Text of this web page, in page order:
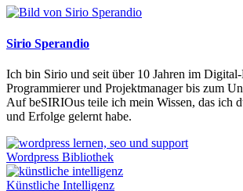
Sirio Sperandio
Ich bin Sirio und seit über 10 Jahren im
Programmierer und Projektmanager bis zum
Auf beSIRIOus teile ich mein Wissen, das ich
und Erfolge gelernt habe.
Wordpress Bibliothek
Künstliche Intelligenz